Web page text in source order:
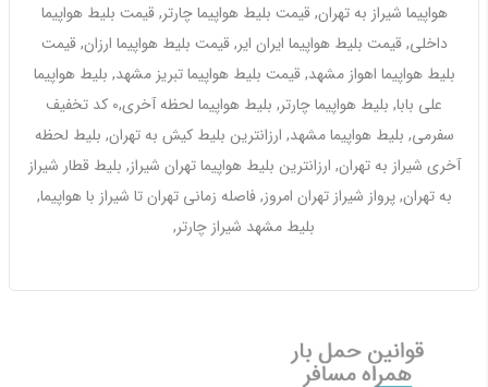
هواپیما شیراز به تهران, قیمت بلیط هواپیما چارتر, قیمت بلیط هواپیما
داخلی, قیمت بلیط هواپیما ایران ایر, قیمت بلیط هواپیما ارزان, قیمت
بلیط هواپیما اهواز مشهد, قیمت بلیط هواپیما تبریز مشهد, بلیط هواپیما
علی بابا, بلیط هواپیما چارتر, بلیط هواپیما لحظه آخری,0 کد تخفیف
سفرمی, بلیط هواپیما مشهد, ارزانترین بلیط کیش به تهران, بلیط لحظه
آخری شیراز به تهران, ارزانترین بلیط هواپیما تهران شیراز, بلیط قطار شیراز
به تهران, پرواز شیراز تهران امروز, فاصله زمانی تهران تا شیراز با هواپیما,
بلیط مشهد شیراز چارتر,